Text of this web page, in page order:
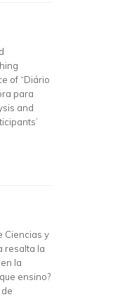
of “Diário
para
and
Ciencias y
resalta la
la
ensino?